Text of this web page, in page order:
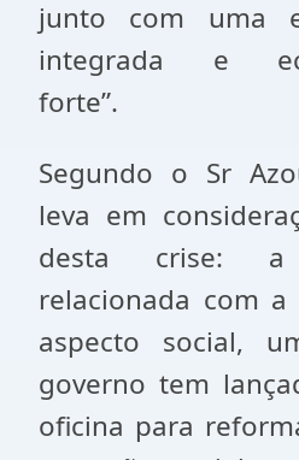
junto com uma
integrada e
forte”.
Segundo o Sr
leva em
desta crise:
relacionada com
aspecto social,
governo tem
oficina para